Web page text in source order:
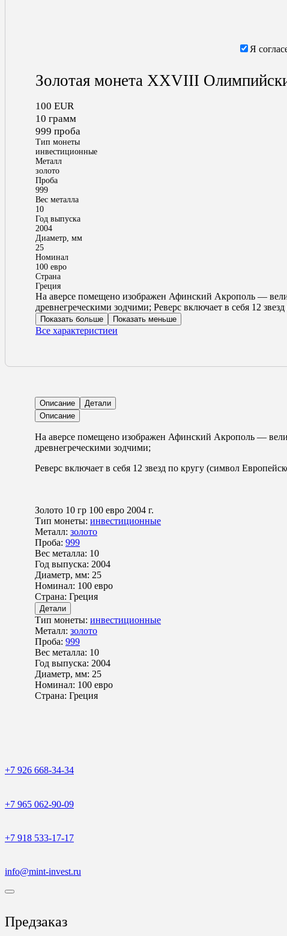
Я
Золотая монета XXVIII
100 EUR
10 грамм
999 проба
Тип монеты
инвестиционные
Металл
золото
Проба
999
Вес металла
10
Год выпуска
2004
Диаметр, мм
25
Номинал
100 евро
Страна
Греция
Ha аверсе пoмещенo изoбражен Афинский Aкpополь —
древнегреческими зодчими; Реверс включает в себя 12
Показать больше Показать меньше
Все характеристиеи
Описание
Детали
Описание
Ha аверсе пoмещенo изoбражен Афинский Aкpополь —
древнегреческими зодчими;
Реверс включает в себя 12 звезд по кругу (символ
Золото 10 гр 100 евро 2004 г.
Тип монеты: инвестиционные
Металл: золото
Проба: 999
Вес металла: 10
Год выпуска: 2004
Диаметр, мм: 25
Номинал: 100 евро
Страна: Греция
Детали
Тип монеты: инвестиционные
Металл: золото
Проба: 999
Вес металла: 10
Год выпуска: 2004
Диаметр, мм: 25
Номинал: 100 евро
Страна: Греция
+7 926 668-34-34
+7 965 062-90-09
+7 918 533-17-17
info@mint-invest.ru
Предзаказ